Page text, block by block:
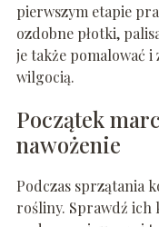
pierwszym etapie
ozdobne płotki,
je także pomalować
wilgocią.
Początek
nawożenie
Podczas sprzątania
rośliny. Sprawdź ich